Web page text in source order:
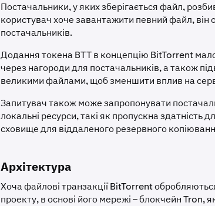
Постачальники, у яких зберігається файл,
користувач хоче завантажити певний файл, він
постачальників.
Додання токена BTT в концепцію BitTorrent
через нагороди для постачальників, а також
великими файлами, щоб зменшити вплив на
Запитувач також може запропонувати
локальні ресурси, такі як пропускна здатність
сховище для віддаленого резервного
Архітектура
Хоча файлові транзакції BitTorrent
проекту, в основі його мережі – блокчейн Tron,